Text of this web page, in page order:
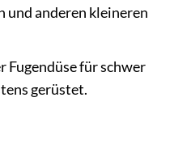
und anderen kleineren
Fugendüse für schwer
gerüstet.